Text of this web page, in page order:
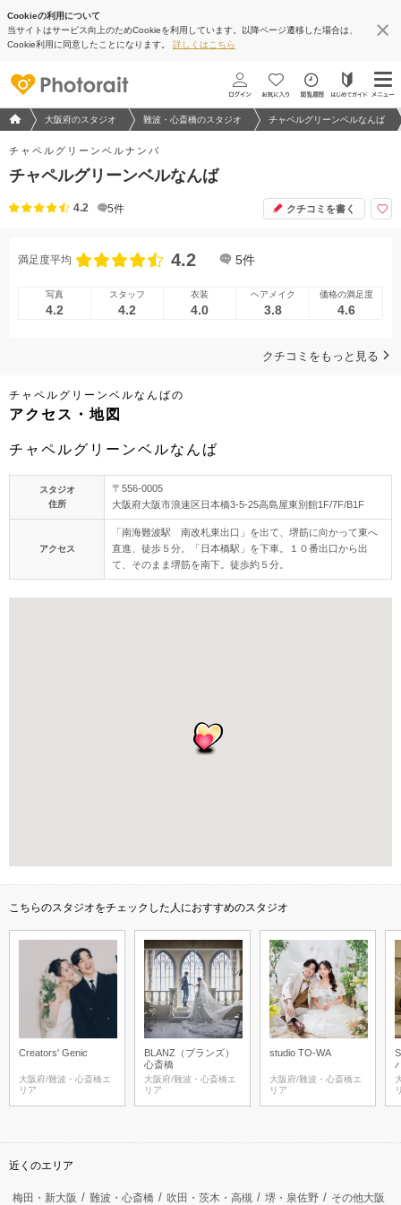
Cookieの利用について
当サイトはサービス向上のためCookieを利用しています。以降ページ遷移した場合は、
Cookie利用に同意したことになります。 詳しくはこちら
フォトウエディング/結婚写真のPhotorait ホーム
大阪府のスタジオ 難波・心斎橋のスタジオ チャペルグリーンベルなんば
チャペルグリーンベルナンバ
チャペルグリーンベルなんば
4.2 5件 クチコミを書く
満足度平均 4.2 5件
写真
4.2
スタッフ
4.2
衣装
4.0
ヘアメイク
3.8
価格の満足度
4.6
クチコミをもっと見る
チャペルグリーンベルなんばの
アクセス・地図
チャペルグリーンベルなんば
スタジオ
住所
〒556-0005
大阪府大阪市浪速区日本橋3-5-25高島屋東別館1F/7F/B1F
アクセス
「南海難波駅 南改札東出口」を出て、堺筋に向かって東へ
直進、徒歩５分。「日本橋駅」を下車。１０番出口から出
て、そのまま堺筋を南下。徒歩約５分。
地図アプリで見る
こちらのスタジオをチェックした人におすすめのスタジオ
Creators' Genic
大阪府/難波・心斎橋エ
リア
BLANZ（ブランズ）
心斎橋
大阪府/難波・心斎橋エ
リア
studio TO-WA
大阪府/難波・心斎橋エ
リア
近くのエリア
梅田・新大阪 難波・心斎橋 吹田・茨木・高槻 堺・泉佐野
その他大阪